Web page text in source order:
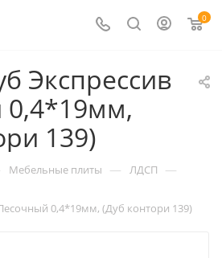
0
Экспрессив
0,4*19мм,
139)
Мебельные плиты — ЛДСП —
0,4*19мм, (Дуб контори 139)